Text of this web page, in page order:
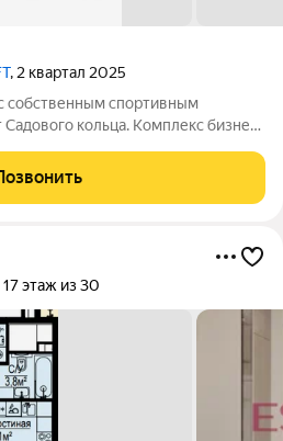
, 2 квартал 2025
собственным спортивным
кольца. Комплекс бизнес-
собой знаковое жилое
которого
17 этаж из 30